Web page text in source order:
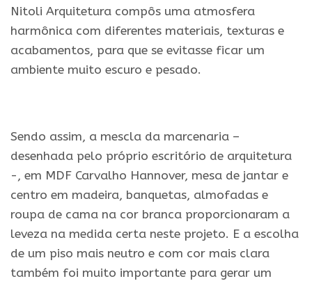
Nitoli Arquitetura compôs uma atmosfera
harmônica com diferentes materiais, texturas e
acabamentos, para que se evitasse ficar um
ambiente muito escuro e pesado.
Sendo assim, a mescla da marcenaria –
desenhada pelo próprio escritório de arquitetura
-, em MDF Carvalho Hannover, mesa de jantar e
centro em madeira, banquetas, almofadas e
roupa de cama na cor branca proporcionaram a
leveza na medida certa neste projeto. E a escolha
de um piso mais neutro e com cor mais clara
também foi muito importante para gerar um